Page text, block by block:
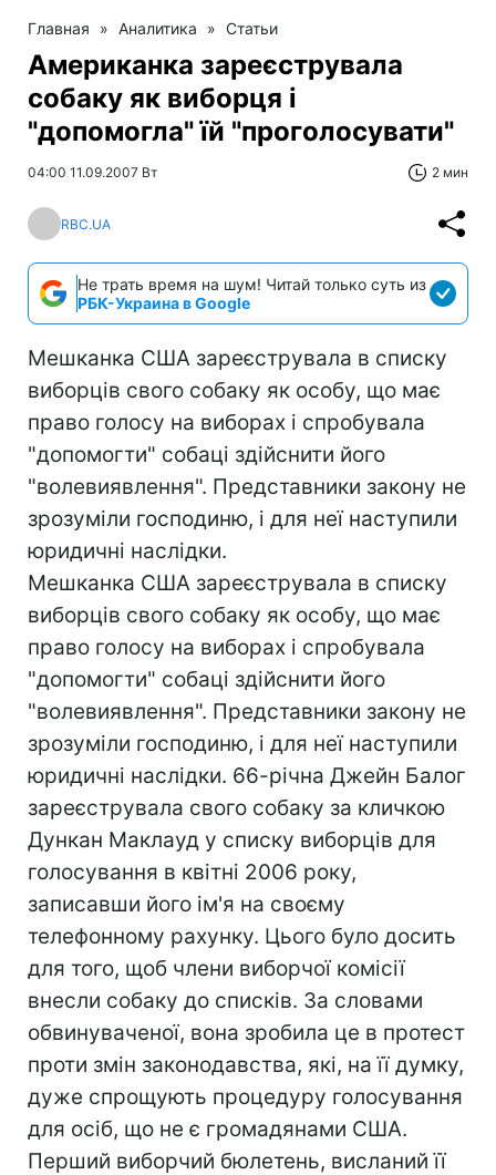
Главная » Аналитика » Статьи
Американка зареєструвала
собаку як виборця і
"допомогла" їй "проголосувати"
04:00 11.09.2007 Вт 2 мин
RBC.UA
Не трать время на шум! Читай только суть из
РБК-Украина в Google
Мешканка США зареєструвала в списку
виборців свого собаку як особу, що має
право голосу на виборах і спробувала
"допомогти" собаці здійснити його
"волевиявлення". Представники закону не
зрозуміли господиню, і для неї наступили
юридичні наслідки.
Мешканка США зареєструвала в списку
виборців свого собаку як особу, що має
право голосу на виборах і спробувала
"допомогти" собаці здійснити його
"волевиявлення". Представники закону не
зрозуміли господиню, і для неї наступили
юридичні наслідки. 66-річна Джейн Балог
зареєструвала свого собаку за кличкою
Дункан Маклауд у списку виборців для
голосування в квітні 2006 року,
записавши його ім'я на своєму
телефонному рахунку. Цього було досить
для того, щоб члени виборчої комісії
внесли собаку до списків. За словами
обвинуваченої, вона зробила це в протест
проти змін законодавства, які, на її думку,
дуже спрощують процедуру голосування
для осіб, що не є громадянами США.
Перший виборчий бюлетень, висланий її